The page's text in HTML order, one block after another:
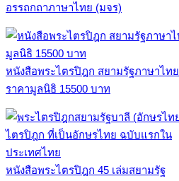
อรรถกถาภาษาไทย (มจร)
หนังสือพระไตรปิฎก สยามรัฐภาษาไทย
ราคามูลนิธิ 15500 บาท
หนังสือพระไตรปิฎก 45 เล่มสยามรัฐ